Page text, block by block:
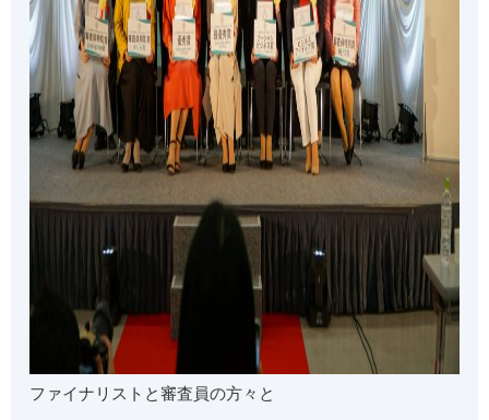
ファイナリストと審査員の方々と